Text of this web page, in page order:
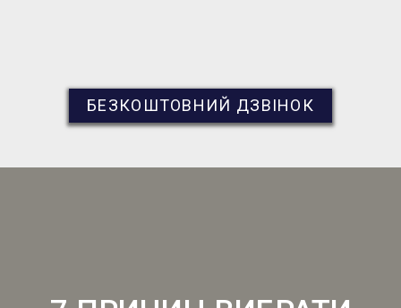
БЕЗКОШТОВНИЙ ДЗВІНОК